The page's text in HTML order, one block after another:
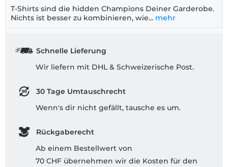
T-Shirts sind die hidden Champions Deiner Garderobe.
Nichts ist besser zu kombinieren, wie... mehr
Schnelle Lieferung
Wir liefern mit DHL & Schweizerische Post.
30 Tage Umtauschrecht
Wenn's dir nicht gefällt, tausche es um.
Rückgaberecht
Ab einem Bestellwert von
70 CHF übernehmen wir die Kosten für den